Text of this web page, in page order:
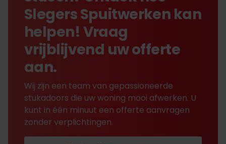
Slegers Spuitwerken kan
helpen! Vraag
vrijblijvend uw offerte
aan.
Wij zijn een team van gepassioneerde
stukadoors die uw woning mooi afwerken. U
kunt in één minuut een offerte aanvragen
zonder verplichtingen.